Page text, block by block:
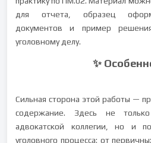
для отчета, образец
документов и пример
уголовному делу.
✨
Сильная сторона этой работы —
содержание. Здесь не только
адвокатской коллегии, но и
уголовного процесса: от